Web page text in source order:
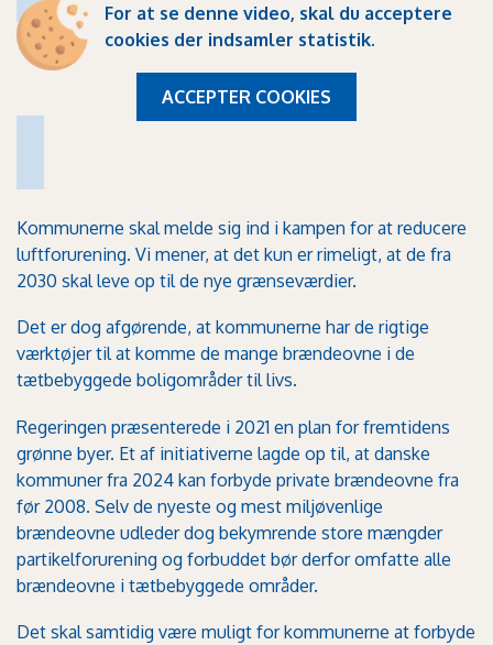
For at se denne video, skal du acceptere
cookies der indsamler statistik.
ACCEPTER COOKIES
Kommunerne skal melde sig ind i kampen for at reducere
luftforurening. Vi mener, at det kun er rimeligt, at de fra
2030 skal leve op til de nye grænseværdier.
Det er dog afgørende, at kommunerne har de rigtige
værktøjer til at komme de mange brændeovne i de
tætbebyggede boligområder til livs.
Regeringen præsenterede i 2021 en plan for fremtidens
grønne byer. Et af initiativerne lagde op til, at danske
kommuner fra 2024 kan forbyde private brændeovne fra
før 2008. Selv de nyeste og mest miljøvenlige
brændeovne udleder dog bekymrende store mængder
partikelforurening og forbuddet bør derfor omfatte alle
brændeovne i tætbebyggede områder.
Det skal samtidig være muligt for kommunerne at forbyde